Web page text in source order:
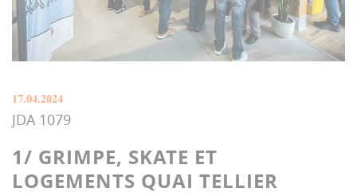
17.04.2024
JDA 1079
1/ GRIMPE, SKATE ET
LOGEMENTS QUAI TELLIER